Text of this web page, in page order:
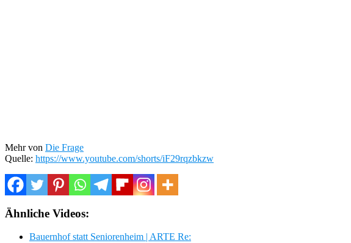
Mehr von Die Frage
Quelle: https://www.youtube.com/shorts/iF29rqzbkzw
Ähnliche Videos:
Bauernhof statt Seniorenheim | ARTE Re: